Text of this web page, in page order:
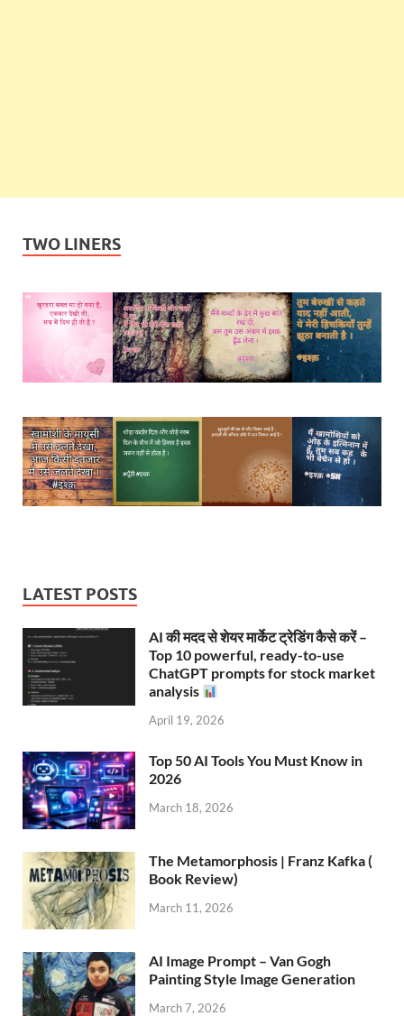
TWO LINERS
LATEST POSTS
AI की मदद से शेयर मार्केट ट्रेडिंग कैसे करें –
Top 10 powerful, ready-to-use
ChatGPT prompts for stock market
analysis
April 19, 2026
Top 50 AI Tools You Must Know in
2026
March 18, 2026
The Metamorphosis | Franz Kafka (
Book Review)
March 11, 2026
AI Image Prompt – Van Gogh
Painting Style Image Generation
March 7, 2026